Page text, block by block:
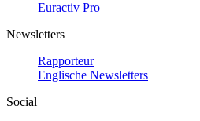
Euractiv Pro
Newsletters
Rapporteur
Englische Newsletters
Social